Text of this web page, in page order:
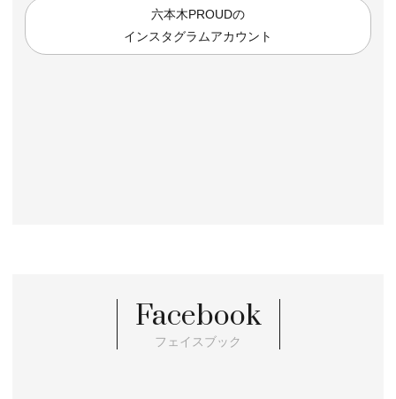
六本木PROUDの
インスタグラムアカウント
Facebook
フェイスブック